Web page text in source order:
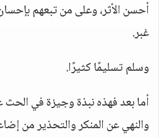
أحسن الأثر، وعلى من تبعهم
غبر.
وسلم تسليمًا كثيرًا.
أما بعد فهذه نبذة وجيزة في الحث
والنهي عن المنكر والتحذير من